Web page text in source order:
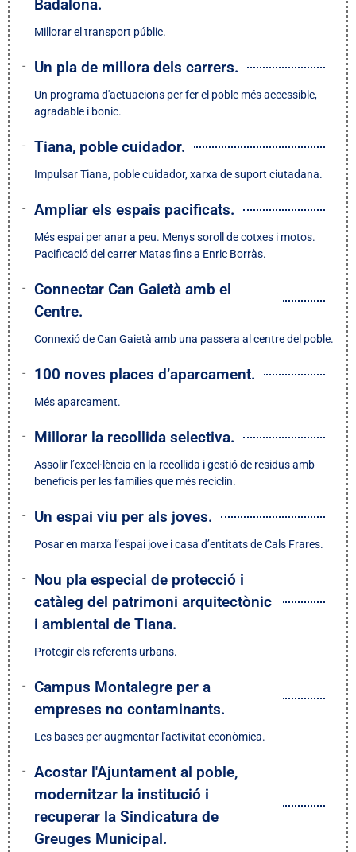
Badalona.
Millorar el transport públic.
Un pla de millora dels carrers.
Un programa d'actuacions per fer el poble més accessible,
agradable i bonic.
Tiana, poble cuidador.
Impulsar Tiana, poble cuidador, xarxa de suport ciutadana.
Ampliar els espais pacificats.
Més espai per anar a peu. Menys soroll de cotxes i motos.
Pacificació del carrer Matas fins a Enric Borràs.
Connectar Can Gaietà amb el
Centre.
Connexió de Can Gaietà amb una passera al centre del poble.
100 noves places d’aparcament.
Més aparcament.
Millorar la recollida selectiva.
Assolir l’excel·lència en la recollida i gestió de residus amb
beneficis per les famílies que més reciclin.
Un espai viu per als joves.
Posar en marxa l’espai jove i casa d’entitats de Cals Frares.
Nou pla especial de protecció i
catàleg del patrimoni arquitectònic
i ambiental de Tiana.
Protegir els referents urbans.
Campus Montalegre per a
empreses no contaminants.
Les bases per augmentar l'activitat econòmica.
Acostar l'Ajuntament al poble,
modernitzar la institució i
recuperar la Sindicatura de
Greuges Municipal.